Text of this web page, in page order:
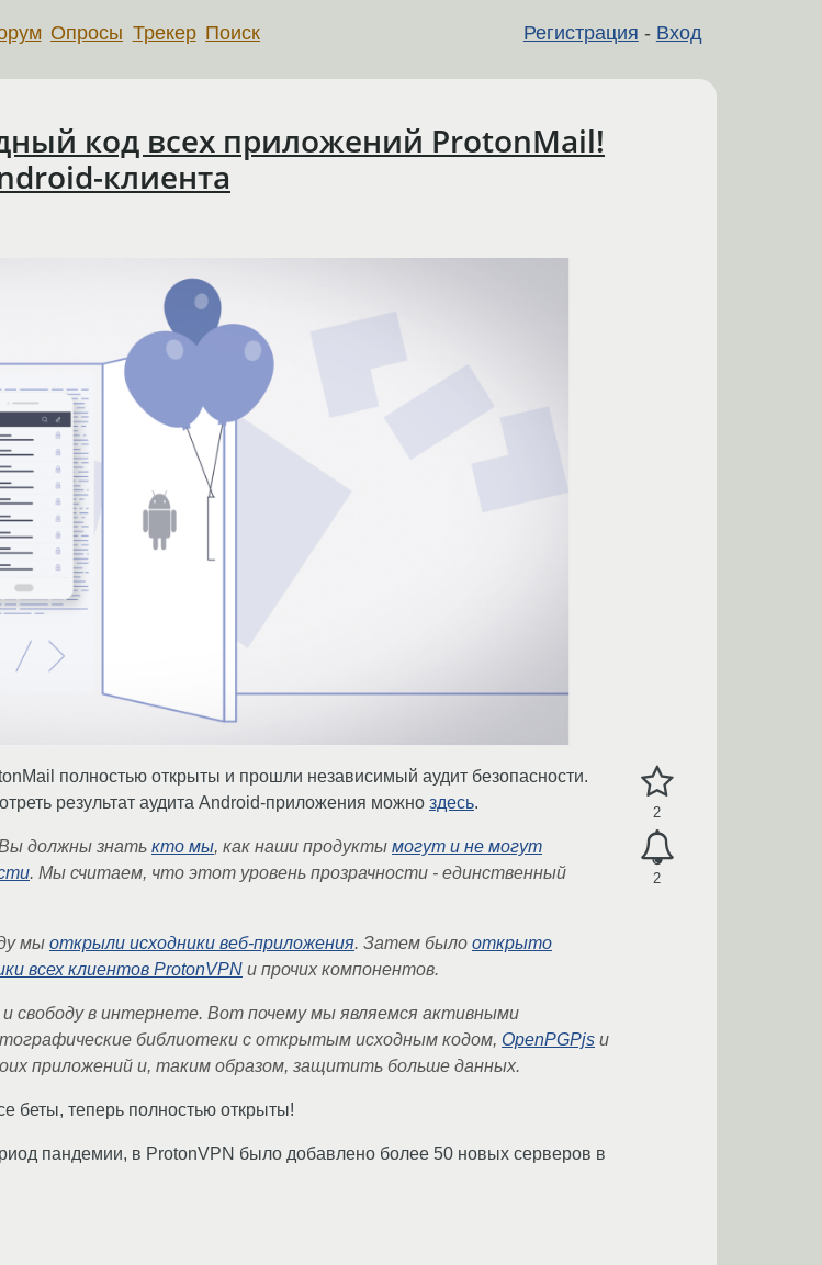
Регистрация - Вход
Опросы Трекер Поиск
код всех приложений ProtonMail!
клиента
2
2
полностью открыты и прошли независимый аудит безопасности.
результат аудита Android-приложения можно здесь.
Вы должны знать кто мы, как наши продукты могут и не могут
. Мы считаем, что этот уровень прозрачности - единственный
мы открыли исходники веб-приложения. Затем было открыто
всех клиентов ProtonVPN и прочих компонентов.
свободу в интернете. Вот почему мы являемся активными
библиотеки с открытым исходным кодом, OpenPGPjs и
приложений и, таким образом, защитить больше данных.
беты, теперь полностью открыты!
пандемии, в ProtonVPN было добавлено более 50 новых серверов в